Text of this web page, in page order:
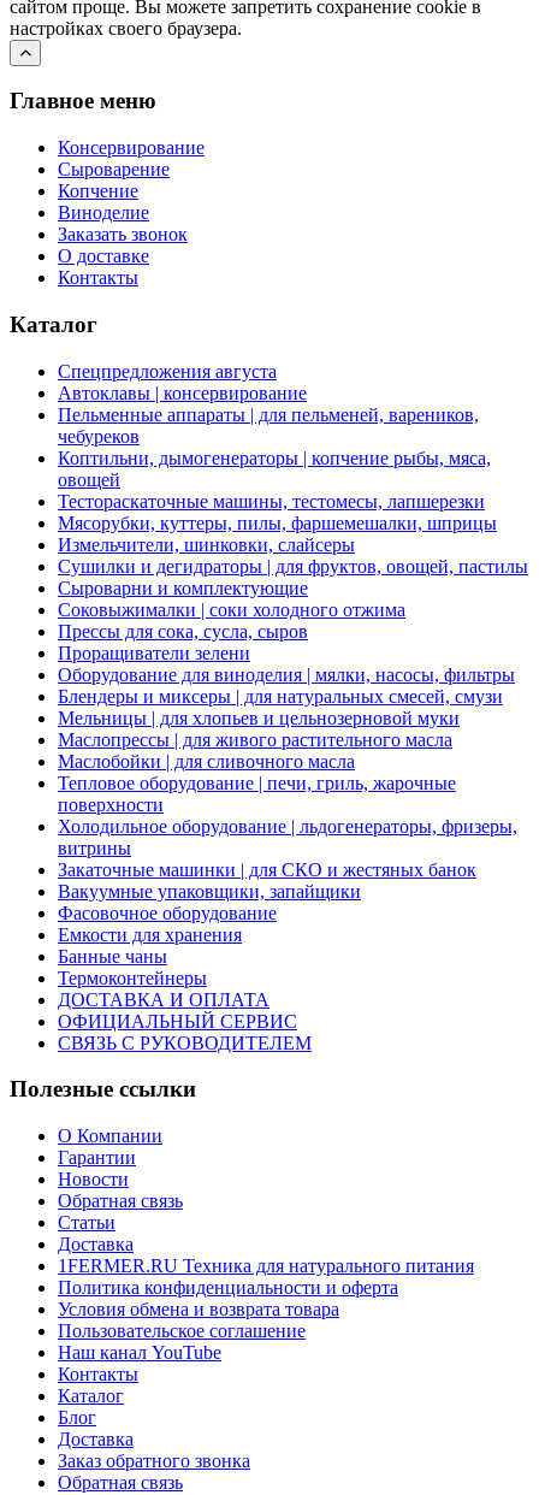
сайтом проще. Вы можете запретить сохранение cookie в
настройках своего браузера.
Главное меню
Консервирование
Сыроварение
Копчение
Виноделие
Заказать звонок
О доставке
Контакты
Каталог
Спецпредложения августа
Автоклавы | консервирование
Пельменные аппараты | для пельменей, вареников,
чебуреков
Коптильни, дымогенераторы | копчение рыбы, мяса,
овощей
Тестораскаточные машины, тестомесы, лапшерезки
Мясорубки, куттеры, пилы, фаршемешалки, шприцы
Измельчители, шинковки, слайсеры
Сушилки и дегидраторы | для фруктов, овощей, пастилы
Сыроварни и комплектующие
Соковыжималки | соки холодного отжима
Прессы для сока, сусла, сыров
Проращиватели зелени
Оборудование для виноделия | мялки, насосы, фильтры
Блендеры и миксеры | для натуральных смесей, смузи
Мельницы | для хлопьев и цельнозерновой муки
Маслопрессы | для живого растительного масла
Маслобойки | для сливочного масла
Тепловое оборудование | печи, гриль, жарочные
поверхности
Холодильное оборудование | льдогенераторы, фризеры,
витрины
Закаточные машинки | для СКО и жестяных банок
Вакуумные упаковщики, запайщики
Фасовочное оборудование
Емкости для хранения
Банные чаны
Термоконтейнеры
ДОСТАВКА И ОПЛАТА
ОФИЦИАЛЬНЫЙ СЕРВИС
СВЯЗЬ С РУКОВОДИТЕЛЕМ
Полезные ссылки
О Компании
Гарантии
Новости
Обратная связь
Статьи
Доставка
1FERMER.RU Техника для натурального питания
Политика конфиденциальности и оферта
Условия обмена и возврата товара
Пользовательское соглашение
Наш канал YouTube
Контакты
Каталог
Блог
Доставка
Заказ обратного звонка
Обратная связь